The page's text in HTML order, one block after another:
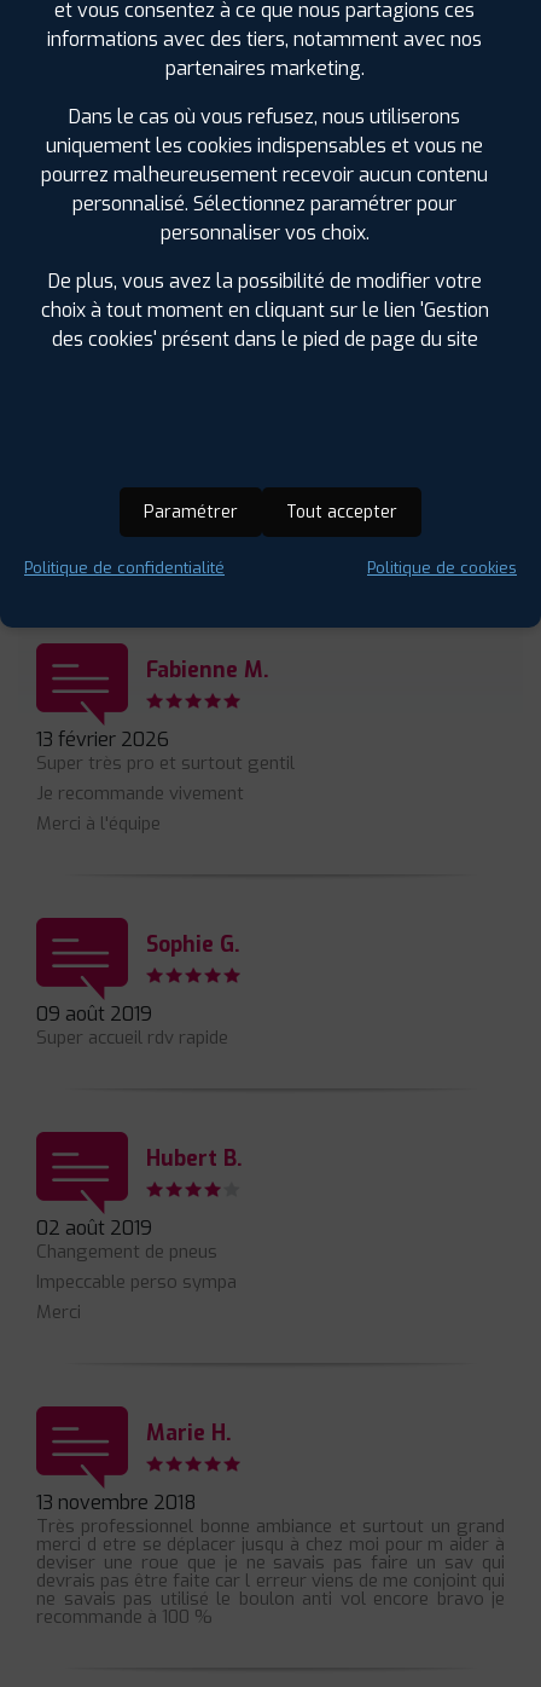
Remplacement de pneus
Révision garantie constructeur
Activation valve électronique (TPMS)
Montage pneus à BOURGES
Accès Camping Car et véhicules utilitaires carrossés
Essuie-glace
Vente Accessoires
Contrôle pression offert
POUR CETTE AGENCE
⋆⋆⋆⋆⋆
Fabienne M.
13 février 2026
Super très pro et surtout gentil
Je recommande vivement
Merci à l'équipe
Sophie G.
09 août 2019
Super accueil rdv rapide
Hubert B.
02 août 2019
Changement de pneus
Impeccable perso sympa
Merci
Marie H.
13 novembre 2018
Très professionnel bonne ambiance et surtout un grand
merci d etre se déplacer jusqu à chez moi pour m aider à
deviser une roue que je ne savais pas faire un sav qui
devrais pas être faite car l erreur viens de me conjoint qui
ne savais pas utilisé le boulon anti vol encore bravo je
recommande à 100 %
et vous consentez à ce que nous partagions ces
informations avec des tiers, notamment avec nos
partenaires marketing.
Dans le cas où vous refusez, nous utiliserons
uniquement les cookies indispensables et vous ne
pourrez malheureusement recevoir aucun contenu
personnalisé. Sélectionnez paramétrer pour
personnaliser vos choix.
De plus, vous avez la possibilité de modifier votre
choix à tout moment en cliquant sur le lien 'Gestion
des cookies' présent dans le pied de page du site
Paramétrer Tout accepter
Politique de confidentialité Politique de cookies